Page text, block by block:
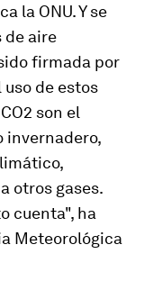
la ONU. Y se
de aire
firmada por
de estos
son el
invernadero,
otros gases.
cuenta", ha
Meteorológica